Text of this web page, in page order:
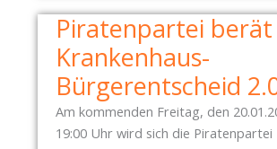
A
T
E
P
A
R
Piratenpartei
Krankenhaus-
Bürgerentscheid
Am kommenden Freitag, den
19:00 Uhr wird sich die Piratenpartei